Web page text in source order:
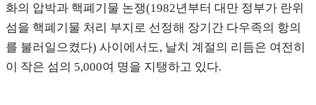
화의 압박과 핵폐기물 논쟁(1982년부터 대만 정부가 란위
섬을 핵폐기물 처리 부지로 선정해 장기간 다우족의 항의
를 불러일으켰다) 사이에서도, 날치 계절의 리듬은 여전히
이 작은 섬의 5,000여 명을 지탱하고 있다.